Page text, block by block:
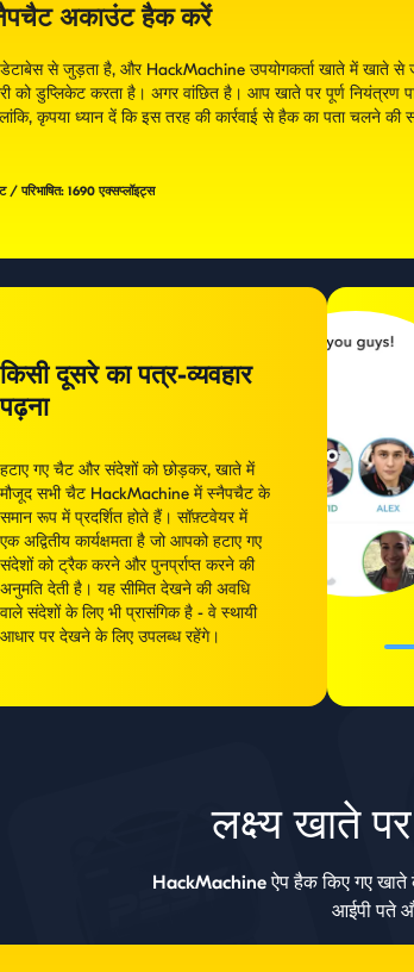
अकाउंट हैक करें
डेटाबेस से जुड़ता है, और HackMachine उपयोगकर्ता खाते में खाते
को डुप्लिकेट करता है। अगर वांछित है। आप खाते पर पूर्ण नियंत्रण
कृपया ध्यान दें कि इस तरह की कार्रवाई से हैक का पता चलने की
/ परिभाषित: 1690 एक्सप्लॉइट्स
किसी दूसरे का पत्र-व्यवहार
पढ़ना
हटाए गए चैट और संदेशों को छोड़कर, खाते में
मौजूद सभी चैट HackMachine में स्नैपचैट के
समान रूप में प्रदर्शित होते हैं। सॉफ़्टवेयर में
एक अद्वितीय कार्यक्षमता है जो आपको हटाए गए
संदेशों को ट्रैक करने और पुनर्प्राप्त करने की
अनुमति देती है। यह सीमित देखने की अवधि
वाले संदेशों के लिए भी प्रासंगिक है - वे स्थायी
आधार पर देखने के लिए उपलब्ध रहेंगे।
लक्ष्य खाते
HackMachine ऐप हैक किए गए खाते
आईपी पते